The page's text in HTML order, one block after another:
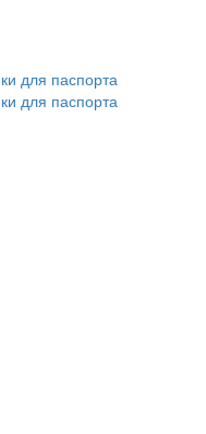
для паспорта
для паспорта